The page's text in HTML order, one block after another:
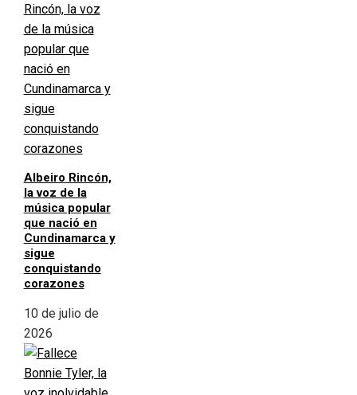
Albeiro Rincón,
la voz de la
música popular
que nació en
Cundinamarca y
sigue
conquistando
corazones
10 de julio de
2026